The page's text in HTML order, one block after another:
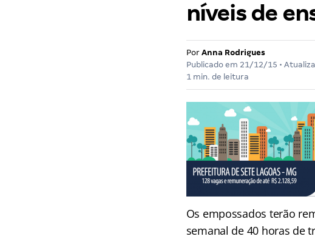
níveis de
Por Anna Rodrigues
Publicado em 21/12/15 •
1 min. de leitura
Os empossados terão
semanal de 40 horas de